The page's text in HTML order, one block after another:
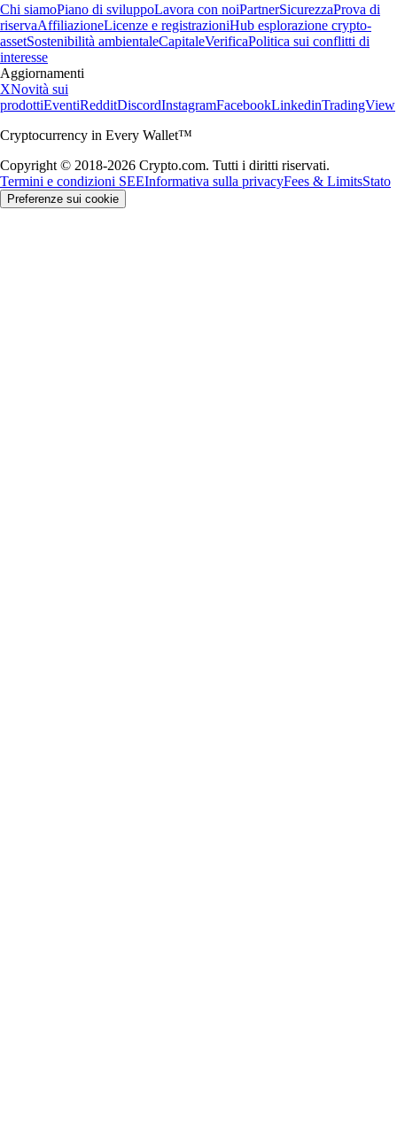
Chi siamoPiano di sviluppoLavora con noiPartnerSicurezzaProva di
riservaAffiliazioneLicenze e registrazioniHub esplorazione crypto-
assetSostenibilità ambientaleCapitaleVerificaPolitica sui conflitti di
interesse
Aggiornamenti
XNovità sui
prodottiEventiRedditDiscordInstagramFacebookLinkedinTradingView
Cryptocurrency in Every Wallet™
Copyright © 2018-2026 Crypto.com. Tutti i diritti riservati.
Termini e condizioni SEEInformativa sulla privacyFees & LimitsStato
Preferenze sui cookie